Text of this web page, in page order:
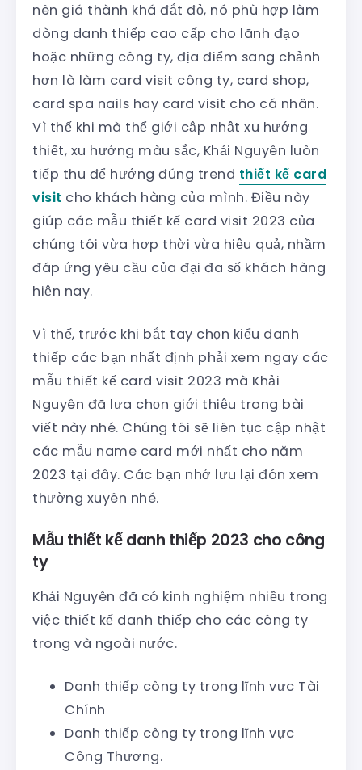
nên giá thành khá đắt đỏ, nó phù hợp làm
dòng danh thiếp cao cấp cho lãnh đạo
hoặc những công ty, địa điểm sang chảnh
hơn là làm card visit công ty, card shop,
card spa nails hay card visit cho cá nhân.
Vì thế khi mà thể giới cập nhật xu hướng
thiết, xu hướng màu sắc, Khải Nguyên luôn
tiếp thu để hướng đúng trend thiết kế card
visit cho khách hàng của mình. Điều này
giúp các mẫu thiết kế card visit 2023 của
chúng tôi vừa hợp thời vừa hiệu quả, nhầm
đáp ứng yêu cầu của đại đa số khách hàng
hiện nay.
Vì thế, trước khi bắt tay chọn kiểu danh
thiếp các bạn nhất định phải xem ngay các
mẫu thiết kế card visit 2023 mà Khải
Nguyên đã lựa chọn giới thiệu trong bài
viết này nhé. Chúng tôi sẽ liên tục cập nhật
các mẫu name card mới nhất cho năm
2023 tại đây. Các bạn nhớ lưu lại đón xem
thường xuyên nhé.
Mẫu thiết kế danh thiếp 2023 cho công
ty
Khải Nguyên đã có kinh nghiệm nhiều trong
việc thiết kế danh thiếp cho các công ty
trong và ngoài nước.
Danh thiếp công ty trong lĩnh vực Tài
Chính
Danh thiếp công ty trong lĩnh vực
Công Thương.